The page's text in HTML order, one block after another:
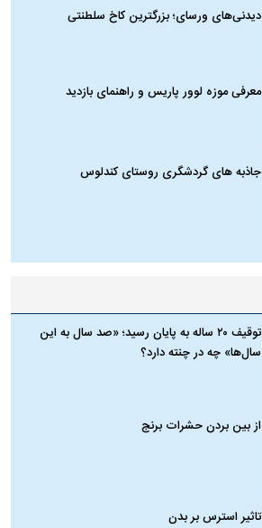
دیدنی‌های ورسای؛ بزرگترین کاخ سلطنتی
معرفی موزه لوور پاریس و راهنمای بازدید
جاذبه های گردشگری روستای کندلوس
توقیف ۲۰ ساله به پایان رسید؛ «صد سال به این
سال‌ها» چه در چنته دارد؟
از بین بردن حشرات برنج
تاثیر استرس بر بدن